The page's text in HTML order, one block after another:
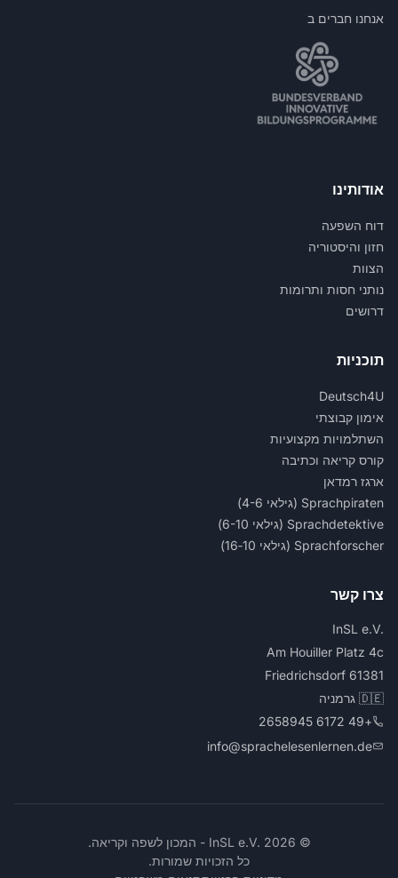
אנחנו חברים ב
אודותינו
דוח השפעה
חזון והיסטוריה
הצוות
נותני חסות ותרומות
דרושים
תוכניות
Deutsch4U
אימון קבוצתי
השתלמויות מקצועיות
קורס קריאה וכתיבה
ארגז רמדאן
Sprachpiraten (גילאי 4-6)
Sprachdetektive (גילאי 6-10)
Sprachforscher (גילאי 10‑16)
צרו קשר
InSL e.V.‎
Am Houiller Platz 4c
61381 Friedrichsdorf
🇩🇪 גרמניה
+49 6172 2658945
info@sprachelesenlernen.de
© 2026 InSL e.V.‎ - המכון לשפה וקריאה.
כל הזכויות שמורות.